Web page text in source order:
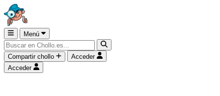
Menú
Compartir chollo
Acceder
Acceder